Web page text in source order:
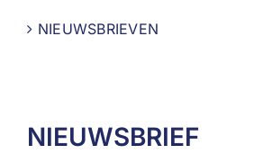
NIEUWSBRIEVEN
NIEUWSBRIEF